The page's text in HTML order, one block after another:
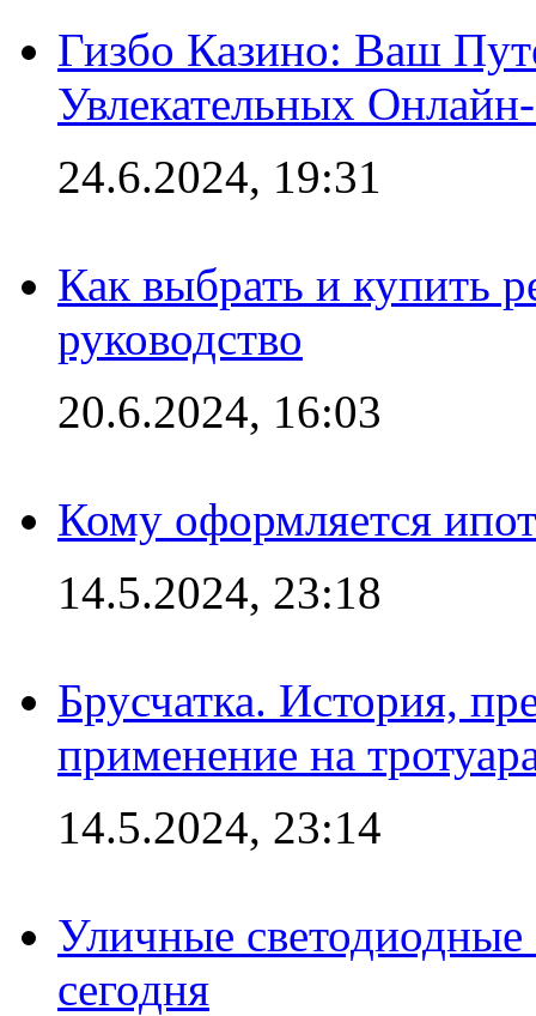
Гизбо Казино: Ваш
Увлекательных
24.6.2024, 19:31
Как выбрать и купить
руководство
20.6.2024, 16:03
Кому оформляется
14.5.2024, 23:18
Брусчатка. История,
применение на
14.5.2024, 23:14
Уличные
сегодня